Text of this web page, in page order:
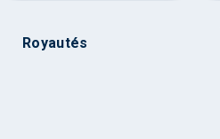
Royautés